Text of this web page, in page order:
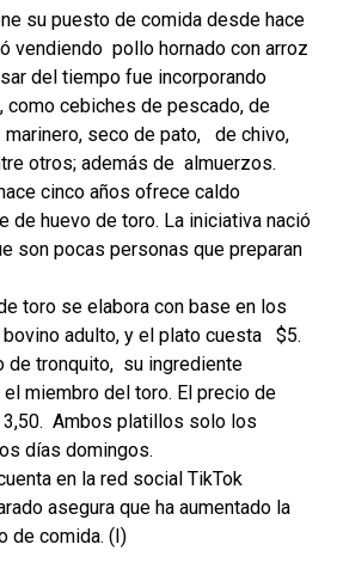
su puesto de comida desde hace
vendiendo pollo hornado con arroz
del tiempo fue incorporando
como cebiches de pescado, de
marinero, seco de pato, de chivo,
otros; además de almuerzos.
cinco años ofrece caldo
de huevo de toro. La iniciativa nació
son pocas personas que preparan
toro se elabora con base en los
adulto, y el plato cuesta $5.
de tronquito, su ingrediente
miembro del toro. El precio de
3,50. Ambos platillos solo los
días domingos.
en la red social TikTok
asegura que ha aumentado la
de comida. (I)